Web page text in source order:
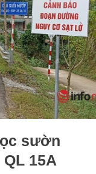
sườn
15A